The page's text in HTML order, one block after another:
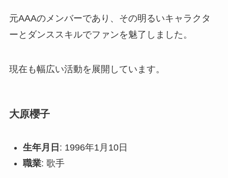
元AAAのメンバーであり、その明るいキャラクタ
ーとダンススキルでファンを魅了しました。
現在も幅広い活動を展開しています。
大原櫻子
生年月日 : 1996年1月10日
職業: 歌手